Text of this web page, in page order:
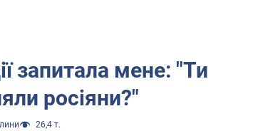
запитала мене: "Ти
росіяни?"
26,4 т.